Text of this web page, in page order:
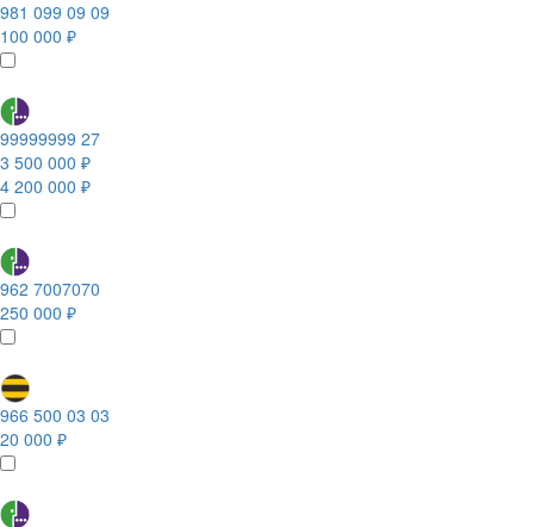
981 099 09 09
100 000 ₽
99999999 27
3 500 000 ₽
4 200 000 ₽
962 7007070
250 000 ₽
966 500 03 03
20 000 ₽